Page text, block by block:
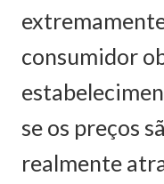
consumidor
se os preços
realmente